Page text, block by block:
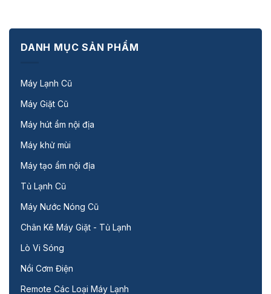
DANH MỤC SẢN PHẨM
Máy Lạnh Cũ
Máy Giặt Cũ
Máy hút ẩm nội địa
Máy khử mùi
Máy tạo ẩm nội địa
Tủ Lạnh Cũ
Máy Nước Nóng Cũ
Chân Kê Máy Giặt - Tủ Lạnh
Lò Vi Sóng
Nồi Cơm Điện
Remote Các Loại Máy Lạnh